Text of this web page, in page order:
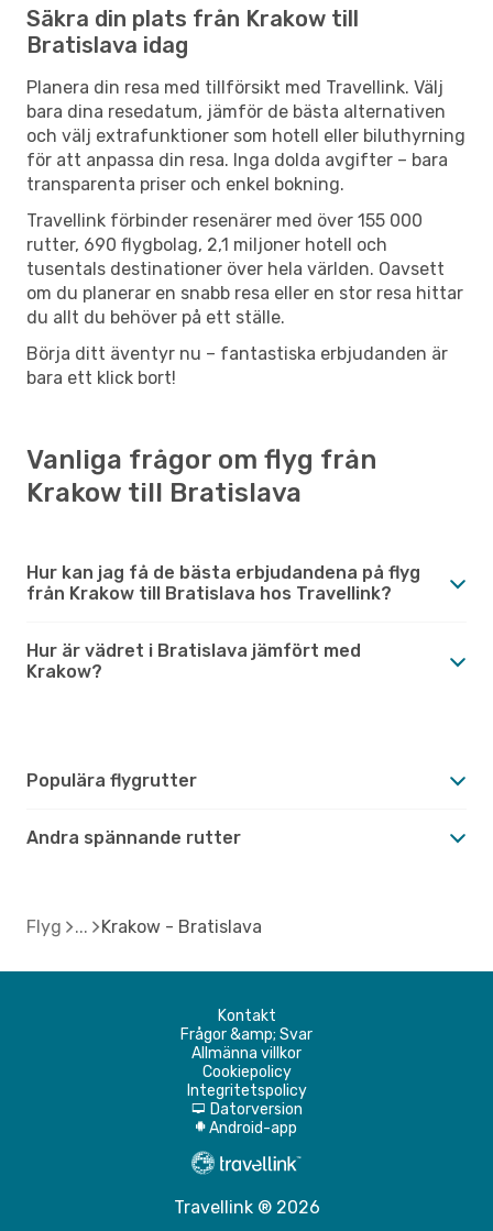
Säkra din plats från Krakow till
Bratislava idag
Planera din resa med tillförsikt med Travellink. Välj
bara dina resedatum, jämför de bästa alternativen
och välj extrafunktioner som hotell eller biluthyrning
för att anpassa din resa. Inga dolda avgifter – bara
transparenta priser och enkel bokning.
Travellink förbinder resenärer med över 155 000
rutter, 690 flygbolag, 2,1 miljoner hotell och
tusentals destinationer över hela världen. Oavsett
om du planerar en snabb resa eller en stor resa hittar
du allt du behöver på ett ställe.
Börja ditt äventyr nu – fantastiska erbjudanden är
bara ett klick bort!
Vanliga frågor om flyg från
Krakow till Bratislava
Hur kan jag få de bästa erbjudandena på flyg
från Krakow till Bratislava hos Travellink?
Hur är vädret i Bratislava jämfört med
Krakow?
Populära flygrutter
Andra spännande rutter
Flyg Krakow - Bratislava
Kontakt
Frågor &amp; Svar
Allmänna villkor
Cookiepolicy
Integritetspolicy
d Datorversion
A Android-app
Travellink ® 2026